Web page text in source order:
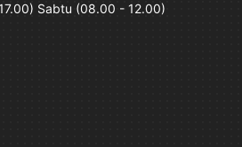
Sabtu (08.00 - 12.00)